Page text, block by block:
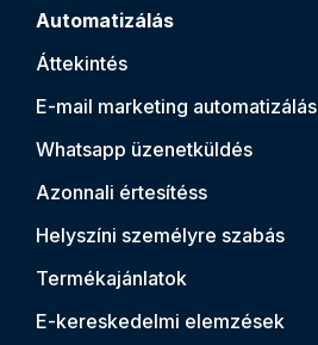
Automatizálás
Áttekintés
E-mail marketing automatizálás
Whatsapp üzenetküldés
Azonnali értesítéss
Helyszíni személyre szabás
Termékajánlatok
E-kereskedelmi elemzések